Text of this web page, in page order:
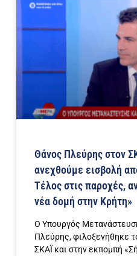
Θάνος Πλεύρης στον
ανεχθούμε εισβολή
Τέλος στις παροχές,
νέα δομή στην Κρήτη»
Ο Υπουργός
Πλεύρης, φιλοξενήθηκε
ΣΚΑΪ και στην εκπομπή